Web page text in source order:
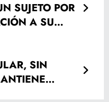
SUJETO POR
A SU
SIN